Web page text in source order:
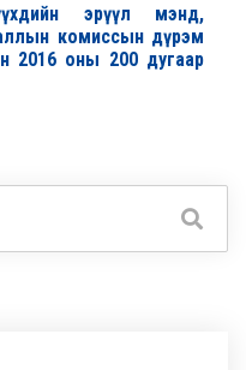
эрүүл мэнд,
комиссын дүрэм
2016 оны 200 дугаар